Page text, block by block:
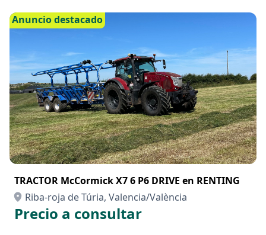
Anuncio destacado
TRACTOR McCormick X7 6 P6 DRIVE en RENTING
Riba-roja de Túria, Valencia/València
Precio a consultar